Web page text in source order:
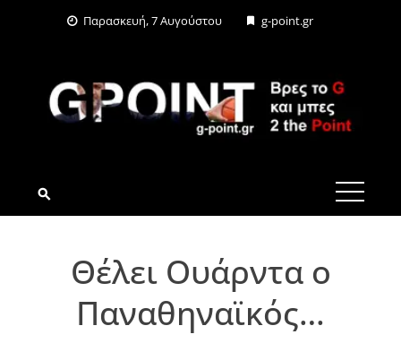
Παρασκευή, 7 Αυγούστου g-point.gr
G-POINT.GR
Θέλει Ουάρντα ο
Παναθηναϊκός…